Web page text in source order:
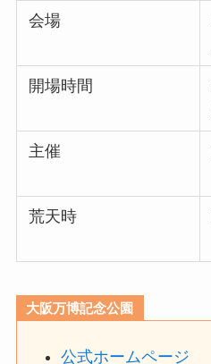
会場
開場時間
主催
荒天時
大阪万博記念公園
公式ホームページ